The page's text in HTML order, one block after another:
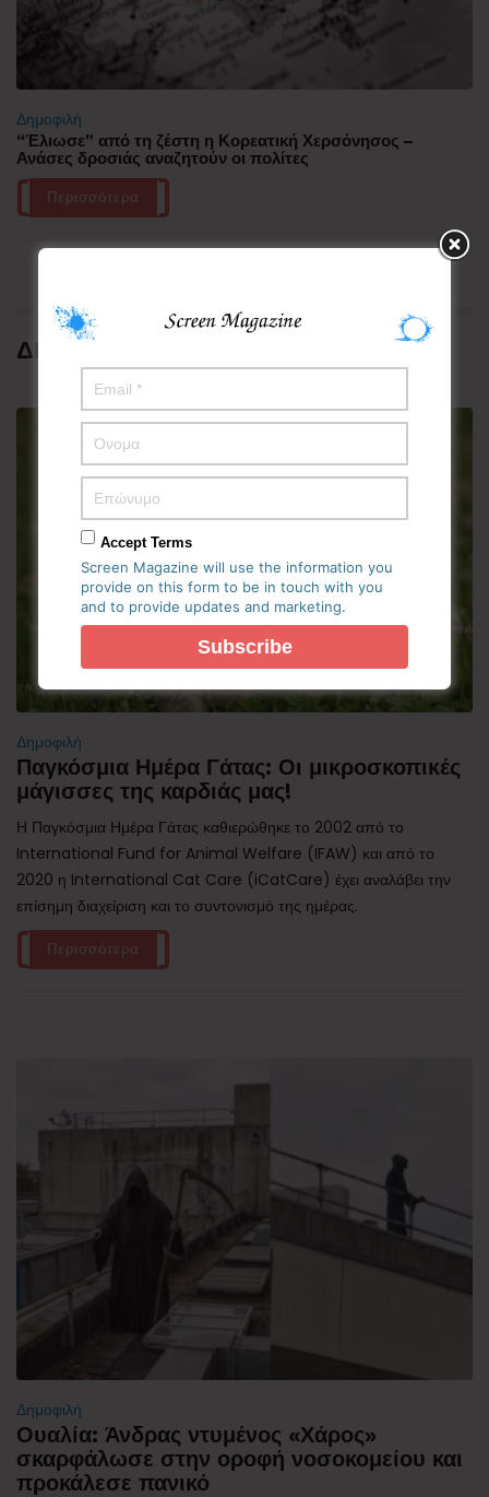
Δημοφιλή
“Έλιωσε” από τη ζέστη η Κορεατική Χερσόνησος –
Ανάσες δροσιάς αναζητούν οι πολίτες
Περισσότερα
ΔΗΜΟΦΙΛΗ
Δημοφιλή
Παγκόσμια Ημέρα Γάτας: Οι μικροσκοπικές
μάγισσες της καρδιάς μας!
Η Παγκόσμια Ημέρα Γάτας καθιερώθηκε το 2002 από το
International Fund for Animal Welfare (IFAW) και από το
2020 η International Cat Care (iCatCare) έχει αναλάβει την
επίσημη διαχείριση και το συντονισμό της ημέρας.
Περισσότερα
Δημοφιλή
Ουαλία: Άνδρας ντυμένος «Χάρος»
σκαρφάλωσε στην οροφή νοσοκομείου και
προκάλεσε πανικό
Accept Terms
Screen Magazine will use the information you
provide on this form to be in touch with you
and to provide updates and marketing.